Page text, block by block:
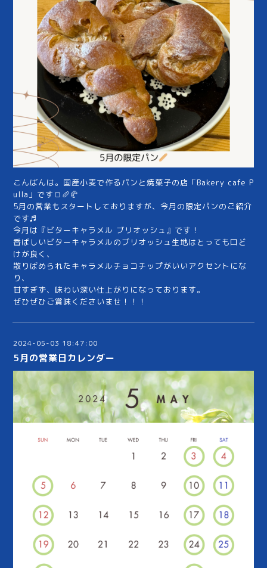
こんばんは。国産小麦で作るパンと焼菓子の店「Bakery cafe P
ulla」です🍞🥖🥐
5月の営業もスタートしておりますが、今月の限定パンのご紹介
です♬
今月は『ビターキャラメル ブリオッシュ』です！
香ばしいビターキャラメルのブリオッシュ生地はとっても口ど
けが良く、
散りばめられたキャラメルチョコチップがいいアクセントにな
り、
甘すぎず、味わい深い仕上がりになっております。
ぜひぜひご賞味くださいませ！！！
2024-05-03 18:47:00
5月の営業日カレンダー